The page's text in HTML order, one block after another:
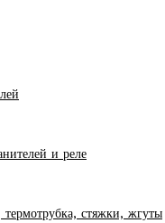
и реле
стяжки, жгуты